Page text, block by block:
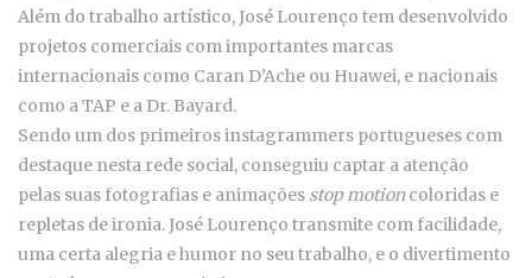
Além do trabalho artístico, José Lourenço tem desenvolvido
projetos comerciais com importantes marcas
internacionais como Caran D’Ache ou Huawei, e nacionais
como a TAP e a Dr. Bayard.
Sendo um dos primeiros instagrammers portugueses com
destaque nesta rede social, conseguiu captar a atenção
pelas suas fotografias e animações stop motioncoloridas e
repletas de ironia. José Lourenço transmite com facilidade,
uma certa alegria e humor no seu trabalho, e o divertimento